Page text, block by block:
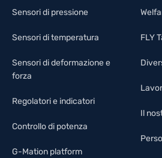
Sensori di pressione
Sensori di temperatura
Sensori di deformazione e
forza
Regolatori e indicatori
Controllo di potenza
G-Mation platform
FLY
Il